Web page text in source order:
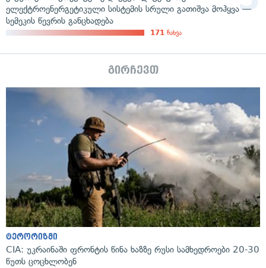
ელექტროენერგეტიკული სისტემის სრული გათიშვა მოჰყვა —
სემეკის წევრის განცხადება
171 ნახვა
გირჩევთ
ტერორიზმი
CIA: უკრაინაში ფრონტის წინა ხაზზე რუსი სამხედროები 20-30
წუთს ცოცხლობენ